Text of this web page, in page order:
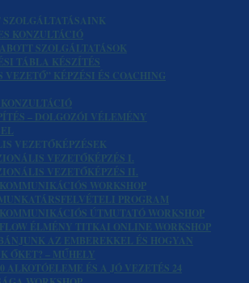
SZOLGÁLTATÁSAINK
KONZULTÁCIÓ
SZOLGÁLTATÁSOK
TÁBLA KÉSZÍTÉS
VEZETŐ” KÉPZÉSI ÉS COACHING
– DOLGOZÓI VÉLEMÉNY
VEZETŐKÉPZÉSEK
VEZETŐKÉPZÉS I.
VEZETŐKÉPZÉS II.
WORKSHOP
PROGRAM
ÚTMUTATÓ WORKSHOP
ÉLMÉNY TITKAI ONLINE WORKSHOP
AZ EMBEREKKEL ÉS HOGYAN
ŐKET? – MŰHELY
ALKOTÓELEME ÉS A JÓ VEZETÉS 24